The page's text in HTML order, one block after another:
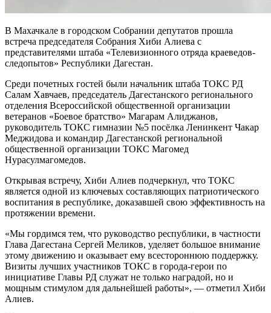
В Махачкале в городском Собрании депутатов прошла
встреча председателя Собрания Хиби Алиева с
представителями штаба «Телевизионного отряда краеведов-
следопытов» Республики Дагестан.
Среди почетных гостей были начальник штаба ТОКС РД
Салам Хавчаев, председатель Дагестанского регионального
отделения Всероссийской общественной организации
ветеранов «Боевое братство» Магарам Алиджанов,
руководитель ТОКС гимназии №5 посёлка Ленинкент Чакар
Меджидова и командир Дагестанской региональной
общественной организации ТОКС Магомед
Нурасулмагомедов.
Открывая встречу, Хиби Алиев подчеркнул, что ТОКС
является одной из ключевых составляющих патриотического
воспитания в республике, доказавшей свою эффективность на
протяжении времени.
«Мы гордимся тем, что руководство республики, в частности
Глава Дагестана Сергей Меликов, уделяет большое внимание
этому движению и оказывает ему всестороннюю поддержку.
Визиты лучших участников ТОКС в города-герои по
инициативе Главы РД служат не только наградой, но и
мощным стимулом для дальнейшей работы», — отметил Хиби
Алиев.